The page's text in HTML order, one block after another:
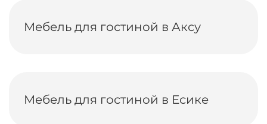
Мебель для гостиной в Аксу
Мебель для гостиной в Есике